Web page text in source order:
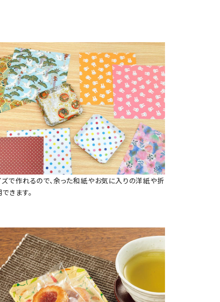
で作れるので、余った和紙やお気に入りの洋紙や折
きます。